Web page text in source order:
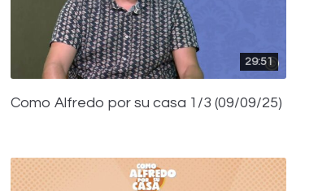
29:51
Como Alfredo por su casa 1/3 (09/09/25)